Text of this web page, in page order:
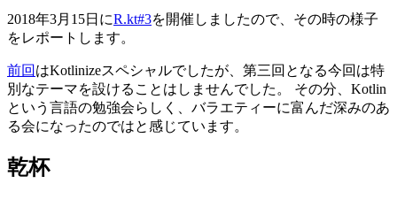
2018年3月15日にR.kt#3を開催しましたので、その時の様子
をレポートします。
前回 はKotlinizeスペシャルでしたが、第三回となる今回は特
別なテーマを設けることはしませんでした。 その分、Kotlin
という言語の勉強会らしく、バラエティーに富んだ深みのあ
る会になったのではと感じています。
乾杯